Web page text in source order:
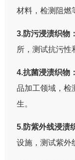
材料，检测阻燃
3.防污浸渍织物
所，测试抗污性
4.抗菌浸渍织物：
品加工领域，检
生。
5.防紫外线浸渍
设施，测试紫外